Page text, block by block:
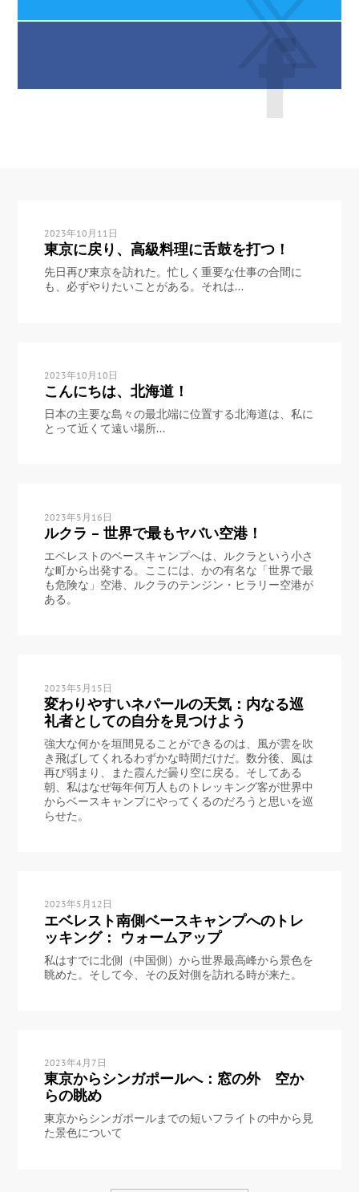
2023年10月11日
東京に戻り、高級料理に舌鼓を打つ！
先日再び東京を訪れた。忙しく重要な仕事の合間に
も、必ずやりたいことがある。それは...
2023年10月10日
こんにちは、北海道！
日本の主要な島々の最北端に位置する北海道は、私に
とって近くて遠い場所...
2023年5月16日
ルクラ – 世界で最もヤバい空港！
エベレストのベースキャンプへは、ルクラという小さ
な町から出発する。ここには、かの有名な「世界で最
も危険な」空港、ルクラのテンジン・ヒラリー空港が
ある。
2023年5月15日
変わりやすいネパールの天気：内なる巡
礼者としての自分を見つけよう
強大な何かを垣間見ることができるのは、風が雲を吹
き飛ばしてくれるわずかな時間だけだ。数分後、風は
再び弱まり、また霞んだ曇り空に戻る。そしてある
朝、私はなぜ毎年何万人ものトレッキング客が世界中
からベースキャンプにやってくるのだろうと思いを巡
らせた。
2023年5月12日
エベレスト南側ベースキャンプへのトレ
ッキング： ウォームアップ
私はすでに北側（中国側）から世界最高峰から景色を
眺めた。そして今、その反対側を訪れる時が来た。
2023年4月7日
東京からシンガポールへ：窓の外 空か
らの眺め
東京からシンガポールまでの短いフライトの中から見
た景色について